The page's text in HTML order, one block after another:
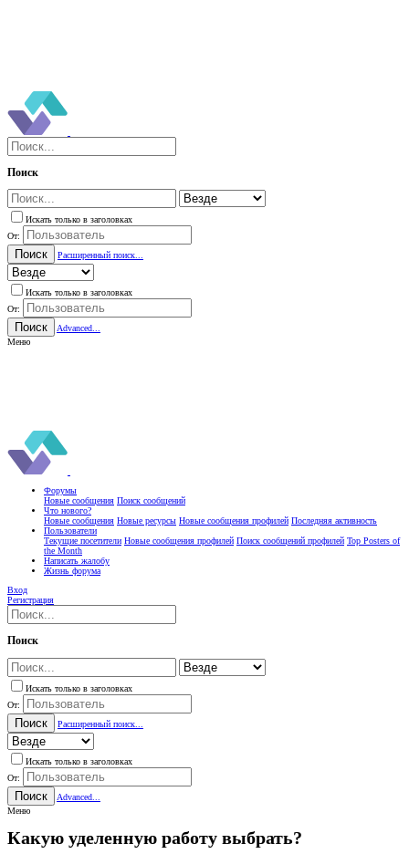
Поиск
Искать только в заголовках
От:
Поиск Расширенный поиск...
Искать только в заголовках
От:
Поиск
Advanced...
Меню
Форумы
Новые сообщения Поиск сообщений
Что нового?
Новые сообщения Новые ресурсы Новые сообщения профилей Последняя активность
Пользователи
Текущие посетители Новые сообщения профилей Поиск сообщений профилей Top Posters of
the Month
Написать жалобу
Жизнь форума
Вход
Регистрация
Поиск
Искать только в заголовках
От:
Поиск Расширенный поиск...
Искать только в заголовках
От:
Поиск
Advanced...
Меню
Какую уделенную работу выбрать?